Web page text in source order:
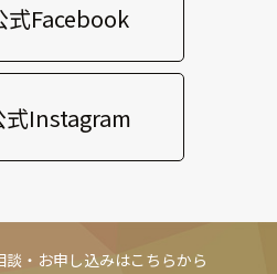
式Facebook
式Instagram
・お申し込みはこちらから